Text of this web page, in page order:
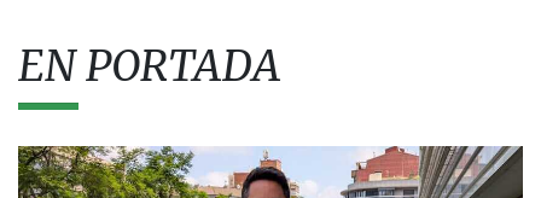
EN PORTADA